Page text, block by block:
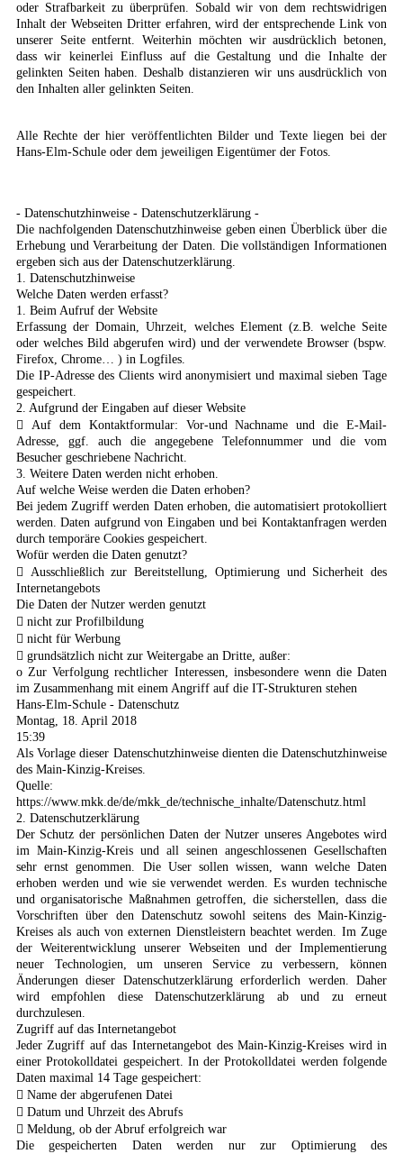
oder Strafbarkeit zu überprüfen. Sobald wir von dem rechtswidrigen
Inhalt der Webseiten Dritter erfahren, wird der entsprechende Link von
unserer Seite entfernt. Weiterhin möchten wir ausdrücklich betonen,
dass wir keinerlei Einfluss auf die Gestaltung und die Inhalte der
gelinkten Seiten haben. Deshalb distanzieren wir uns ausdrücklich von
den Inhalten aller gelinkten Seiten.
Alle Rechte der hier veröffentlichten Bilder und Texte liegen bei der
Hans-Elm-Schule oder dem jeweiligen Eigentümer der Fotos.
- Datenschutzhinweise - Datenschutzerklärung -
Die nachfolgenden Datenschutzhinweise geben einen Überblick über die
Erhebung und Verarbeitung der Daten. Die vollständigen Informationen
ergeben sich aus der Datenschutzerklärung.
1. Datenschutzhinweise
Welche Daten werden erfasst?
1. Beim Aufruf der Website
Erfassung der Domain, Uhrzeit, welches Element (z.B. welche Seite
oder welches Bild abgerufen wird) und der verwendete Browser (bspw.
Firefox, Chrome… ) in Logfiles.
Die IP-Adresse des Clients wird anonymisiert und maximal sieben Tage
gespeichert.
2. Aufgrund der Eingaben auf dieser Website
 Auf dem Kontaktformular: Vor-und Nachname und die E-Mail-
Adresse, ggf. auch die angegebene Telefonnummer und die vom
Besucher geschriebene Nachricht.
3. Weitere Daten werden nicht erhoben.
Auf welche Weise werden die Daten erhoben?
Bei jedem Zugriff werden Daten erhoben, die automatisiert protokolliert
werden. Daten aufgrund von Eingaben und bei Kontaktanfragen werden
durch temporäre Cookies gespeichert.
Wofür werden die Daten genutzt?
 Ausschließlich zur Bereitstellung, Optimierung und Sicherheit des
Internetangebots
Die Daten der Nutzer werden genutzt
 nicht zur Profilbildung
 nicht für Werbung
 grundsätzlich nicht zur Weitergabe an Dritte, außer:
o Zur Verfolgung rechtlicher Interessen, insbesondere wenn die Daten
im Zusammenhang mit einem Angriff auf die IT-Strukturen stehen
Hans-Elm-Schule - Datenschutz
Montag, 18. April 2018
15:39
Als Vorlage dieser Datenschutzhinweise dienten die Datenschutzhinweise
des Main-Kinzig-Kreises.
Quelle:
https://www.mkk.de/de/mkk_de/technische_inhalte/Datenschutz.html
2. Datenschutzerklärung
Der Schutz der persönlichen Daten der Nutzer unseres Angebotes wird
im Main-Kinzig-Kreis und all seinen angeschlossenen Gesellschaften
sehr ernst genommen. Die User sollen wissen, wann welche Daten
erhoben werden und wie sie verwendet werden. Es wurden technische
und organisatorische Maßnahmen getroffen, die sicherstellen, dass die
Vorschriften über den Datenschutz sowohl seitens des Main-Kinzig-
Kreises als auch von externen Dienstleistern beachtet werden. Im Zuge
der Weiterentwicklung unserer Webseiten und der Implementierung
neuer Technologien, um unseren Service zu verbessern, können
Änderungen dieser Datenschutzerklärung erforderlich werden. Daher
wird empfohlen diese Datenschutzerklärung ab und zu erneut
durchzulesen.
Zugriff auf das Internetangebot
Jeder Zugriff auf das Internetangebot des Main-Kinzig-Kreises wird in
einer Protokolldatei gespeichert. In der Protokolldatei werden folgende
Daten maximal 14 Tage gespeichert:
 Name der abgerufenen Datei
 Datum und Uhrzeit des Abrufs
 Meldung, ob der Abruf erfolgreich war
Die gespeicherten Daten werden nur zur Optimierung des